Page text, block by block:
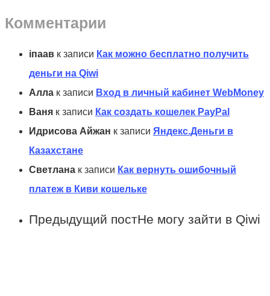
Комментарии
іпаав к записи Как можно бесплатно получить
деньги на Qiwi
Алла к записи Вход в личный кабинет WebMoney
Ваня к записи Как создать кошелек PayPal
Идрисова Айжан к записи Яндекс.Деньги в
Казахстане
Светлана к записи Как вернуть ошибочный
платеж в Киви кошельке
Предыдущий постНе могу зайти в Qiwi